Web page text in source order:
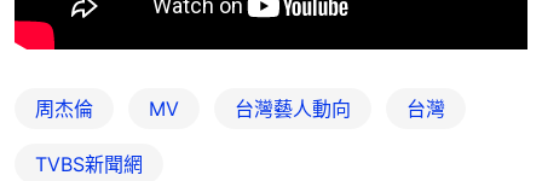
周杰倫 MV 台灣藝人動向 台灣
TVBS新聞網